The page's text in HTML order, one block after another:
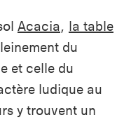
Acacia, la table
du
et celle du
ludique au
y trouvent un